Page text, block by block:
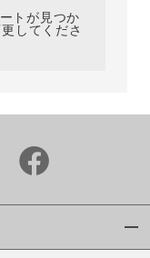
トが見つか
してくださ